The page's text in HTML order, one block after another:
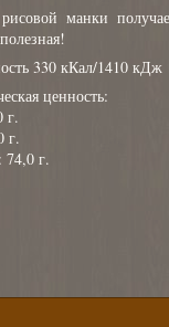
манки
330 кКал/1410 кДж
ценность:
г.
г.
74,0 г.